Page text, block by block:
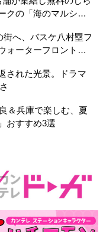
クの「海のマルシ
街へ、バスケ八村塁フ
ォーターフロントを
された光景。ドラマ
＆兵庫で楽しむ、夏
おすすめ3選